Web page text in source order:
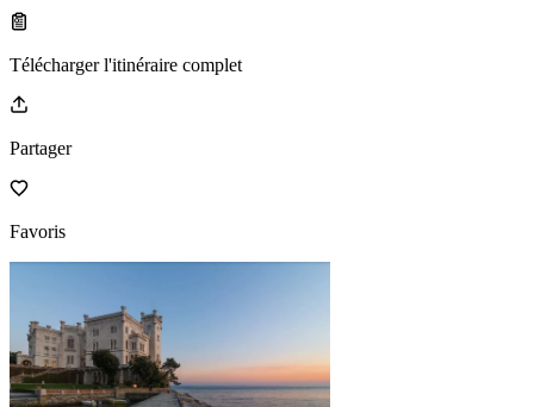
Télécharger l'itinéraire complet
Partager
Favoris